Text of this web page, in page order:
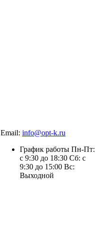
Email: info@opt-k.ru
График работы Пн-Пт:
с 9:30 до 18:30 Сб: с
9:30 до 15:00 Вс:
Выходной